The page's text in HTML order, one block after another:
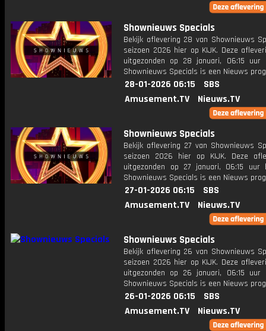
Shownieuws Specials
Bekijk aflevering 28 van Shownieuws
seizoen 2026 hier op KIJK. Deze
uitgezonden op 28 januari, 06:15 uur
Shownieuws Specials is een Nieuws
28-01-2026 06:15
SBS
Amusement.TV
Nieuws.TV
Shownieuws Specials
Bekijk aflevering 27 van Shownieuws
seizoen 2026 hier op KIJK. Deze
uitgezonden op 27 januari, 06:15 uur
Shownieuws Specials is een Nieuws
27-01-2026 06:15
SBS
Amusement.TV
Nieuws.TV
Shownieuws Specials
Bekijk aflevering 26 van Shownieuws
seizoen 2026 hier op KIJK. Deze
uitgezonden op 26 januari, 06:15 uur
Shownieuws Specials is een Nieuws
26-01-2026 06:15
SBS
Amusement.TV
Nieuws.TV